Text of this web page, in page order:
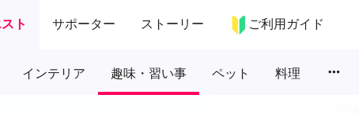
ト サポーター ストーリー ご利用ガイド
インテリア 趣味・習い事 ペット 料理 more_horiz